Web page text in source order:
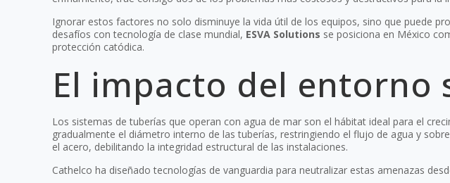
Ignorar estos factores no solo disminuye la vida útil de los equipos, sino que puede
desafíos con tecnología de clase mundial, ESVA Solutions se posiciona en México
protección catódica.
El impacto del entorno
Los sistemas de tuberías que operan con agua de mar son el hábitat ideal para el
gradualmente el diámetro interno de las tuberías, restringiendo el flujo de agua y
el acero, debilitando la integridad estructural de las instalaciones.
Cathelco ha diseñado tecnologías de vanguardia para neutralizar estas amenazas